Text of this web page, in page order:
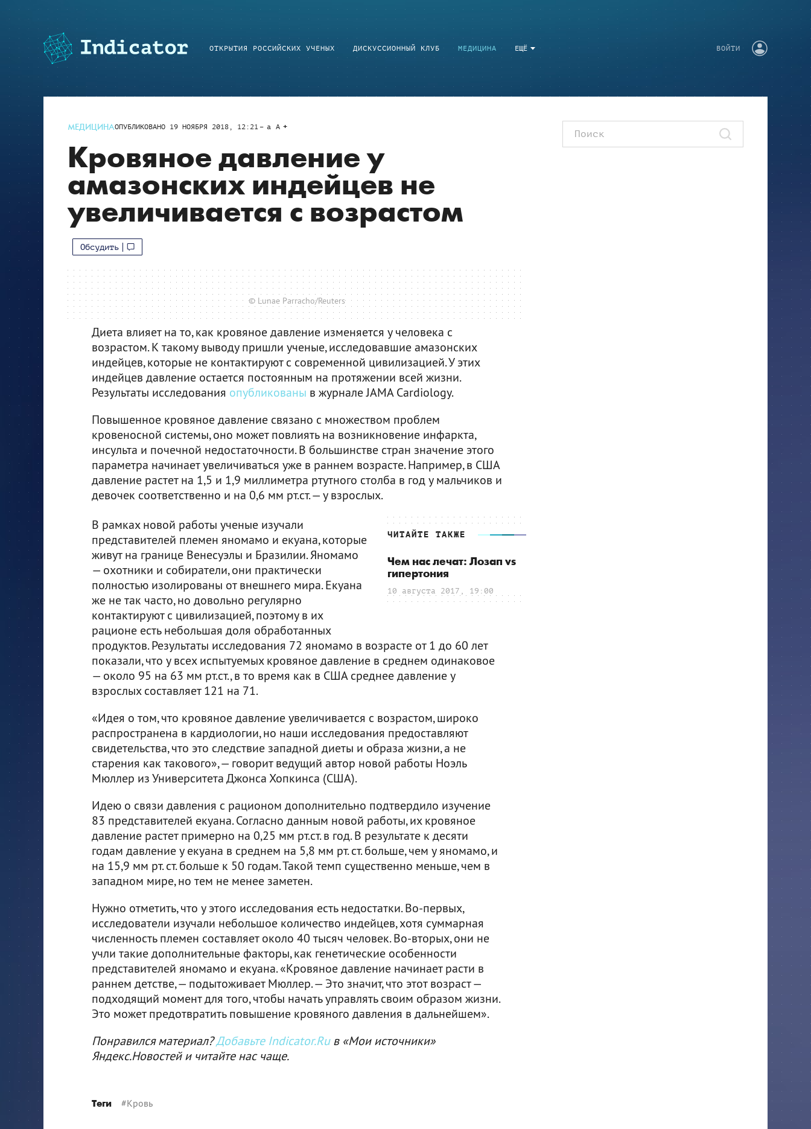
ЕЩЁ
ОТКРЫТИЯ РОССИЙСКИХ УЧЕНЫХ ДИСКУССИОННЫЙ КЛУБ МЕДИЦИНА ВОЙТИ
МЕДИЦИНАОПУБЛИКОВАНО 19 НОЯБРЯ 2018, 12:21 a A
Кровяное давление у
амазонских индейцев не
увеличивается с возрастом
Обсудить
© Lunae Parracho/Reuters
Диета влияет на то, как кровяное давление изменяется у человека с
возрастом. К такому выводу пришли ученые, исследовавшие амазонских
индейцев, которые не контактируют с современной цивилизацией. У этих
индейцев давление остается постоянным на протяжении всей жизни.
Результаты исследования опубликованы в журнале JAMA Cardiology.
Повышенное кровяное давление связано с множеством проблем
кровеносной системы, оно может повлиять на возникновение инфаркта,
инсульта и почечной недостаточности. В большинстве стран значение этого
параметра начинает увеличиваться уже в раннем возрасте. Например, в США
давление растет на 1,5 и 1,9 миллиметра ртутного столба в год у мальчиков и
девочек соответственно и на 0,6 мм рт.ст. — у взрослых.
ЧИТАЙТЕ ТАКЖЕ
Чем нас лечат: Лозап vs
гипертония
10 августа 2017, 19:00
В рамках новой работы ученые изучали
представителей племен яномамо и екуана, которые
живут на границе Венесуэлы и Бразилии. Яномамо
— охотники и собиратели, они практически
полностью изолированы от внешнего мира. Екуана
же не так часто, но довольно регулярно
контактируют с цивилизацией, поэтому в их
рационе есть небольшая доля обработанных
продуктов. Результаты исследования 72 яномамо в возрасте от 1 до 60 лет
показали, что у всех испытуемых кровяное давление в среднем одинаковое
— около 95 на 63 мм рт.ст., в то время как в США среднее давление у
взрослых составляет 121 на 71.
«Идея о том, что кровяное давление увеличивается с возрастом, широко
распространена в кардиологии, но наши исследования предоставляют
свидетельства, что это следствие западной диеты и образа жизни, а не
старения как такового», — говорит ведущий автор новой работы Ноэль
Мюллер из Университета Джонса Хопкинса (США).
Идею о связи давления с рационом дополнительно подтвердило изучение
83 представителей екуана. Согласно данным новой работы, их кровяное
давление растет примерно на 0,25 мм рт.ст. в год. В результате к десяти
годам давление у екуана в среднем на 5,8 мм рт. ст. больше, чем у яномамо, и
на 15,9 мм рт. ст. больше к 50 годам. Такой темп существенно меньше, чем в
западном мире, но тем не менее заметен.
Нужно отметить, что у этого исследования есть недостатки. Во-первых,
исследователи изучали небольшое количество индейцев, хотя суммарная
численность племен составляет около 40 тысяч человек. Во-вторых, они не
учли такие дополнительные факторы, как генетические особенности
представителей яномамо и екуана. «Кровяное давление начинает расти в
раннем детстве, — подытоживает Мюллер. — Это значит, что этот возраст —
подходящий момент для того, чтобы начать управлять своим образом жизни.
Это может предотвратить повышение кровяного давления в дальнейшем».
Понравился материал?Добавьте Indicator.Ruв «Мои источники»
Яндекс.Новостей и читайте нас чаще.
Теги #Кровь